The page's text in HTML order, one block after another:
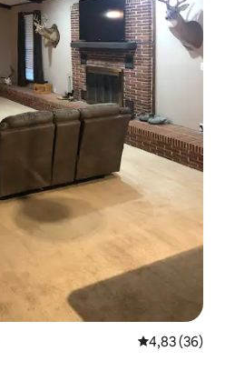
Évaluation
4,83 (36)